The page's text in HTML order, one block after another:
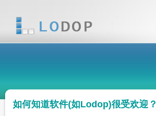
如何知道软件(如Lodop)很受欢迎？